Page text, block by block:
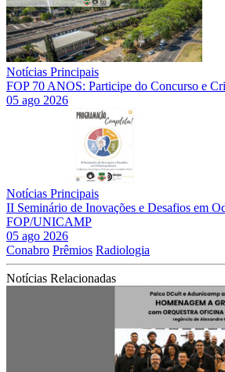
Notícias Principais
FOP 70 ANOS: Participe do Concurso e
05 ago 2026
Notícias Principais
II Seminário de Inovações e Desafios em
FOP/UNICAMP
05 ago 2026
Conabro Prêmios Radiologia
Notícias Relacionadas